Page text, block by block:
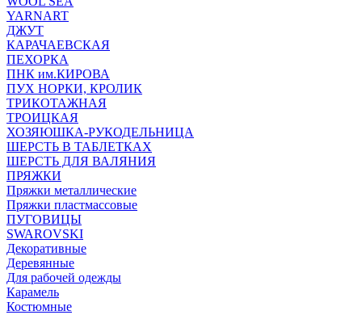
YARNART
ДЖУТ
КАРАЧАЕВСКАЯ
ПЕХОРКА
ПНК им.КИРОВА
ПУХ НОРКИ, КРОЛИК
ТРИКОТАЖНАЯ
ТРОИЦКАЯ
ХОЗЯЮШКА-РУКОДЕЛЬНИЦА
ШЕРСТЬ В ТАБЛЕТКАХ
ШЕРСТЬ ДЛЯ ВАЛЯНИЯ
ПРЯЖКИ
Пряжки металлические
Пряжки пластмассовые
ПУГОВИЦЫ
SWAROVSKI
Декоративные
Деревянные
Для рабочей одежды
Карамель
Костюмные